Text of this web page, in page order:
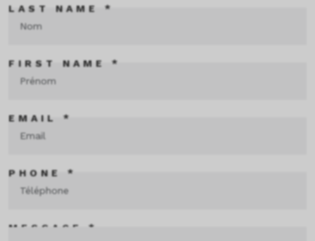
LAST NAME *
FIRST NAME *
EMAIL *
PHONE *
MESSAGE *